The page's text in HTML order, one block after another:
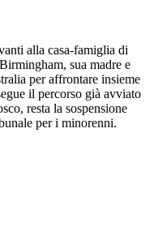
alla casa-famiglia di
sua madre e
per affrontare insieme
il percorso già avviato
resta la sospensione
per i minorenni.